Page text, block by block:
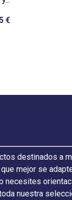
€
destinados a
mejor se
necesites
nuestra